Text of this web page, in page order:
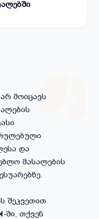
არ მოიცავს
და
მასალების
შეკვეთით
-ში, თქვენ